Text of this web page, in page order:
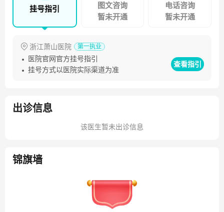
挂号指引
图文咨询
暂未开通
电话咨询
暂未开通
浙江萧山医院 第一执业
医院官网官方挂号指引
挂号方式以医院实际渠道为准
查看指引
出诊信息
该医生暂未出诊信息
锦旗墙